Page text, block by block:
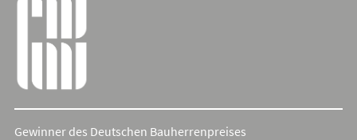
Gewinner des Deutschen Bauherrenpreises